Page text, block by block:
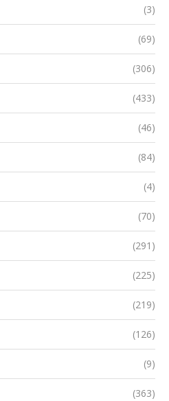
(3)
(69)
(306)
(433)
(46)
(84)
(4)
(70)
(291)
(225)
(219)
(126)
(9)
(363)